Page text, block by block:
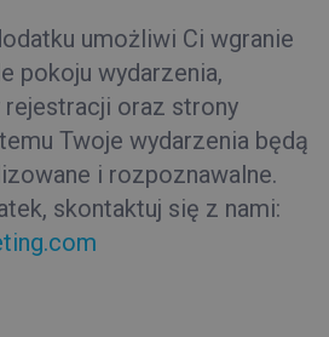
umożliwi Ci wgranie
pokoju wydarzenia,
oraz strony
Twoje wydarzenia będą
i rozpoznawalne.
skontaktuj się z nami: